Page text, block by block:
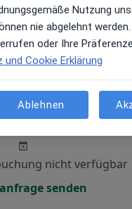
Buchen Sie
Di, Mi,
nicht verfügbar
senden
Nutzung
nie abgelehnt werden.
oder Ihre
Cookie Erklärung
Ablehnen